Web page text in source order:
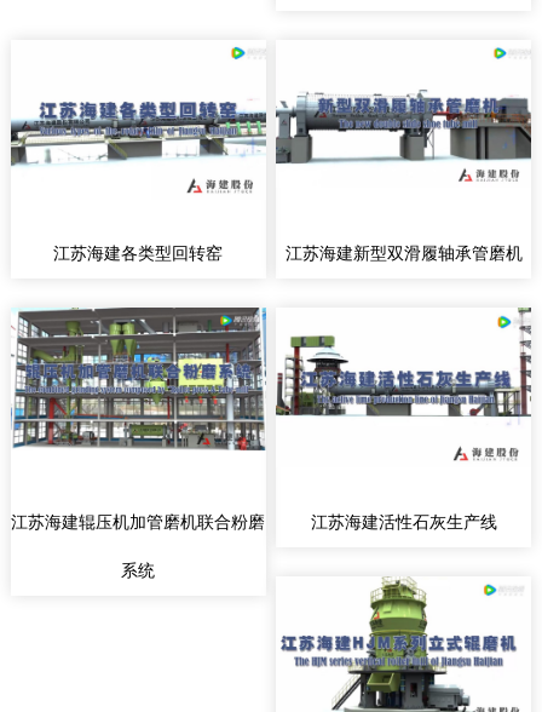
江苏海建各类型回转窑 江苏海建新型双滑履轴承管磨机
江苏海建辊压机加管磨机联合粉磨
系统
江苏海建活性石灰生产线